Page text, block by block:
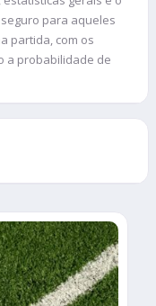
para aqueles
partida, com os
a probabilidade de